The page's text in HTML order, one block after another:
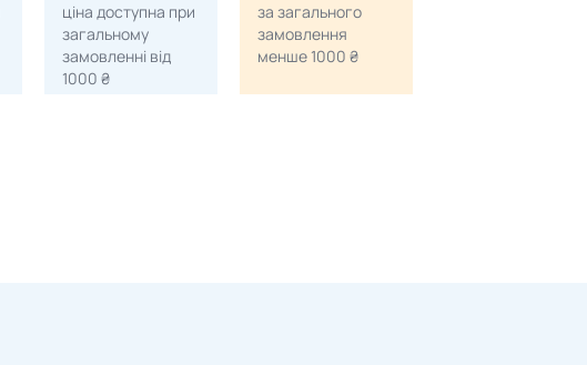
ціна доступна при
загальному
замовленні від
1000 ₴
за загального
замовлення
менше 1000 ₴